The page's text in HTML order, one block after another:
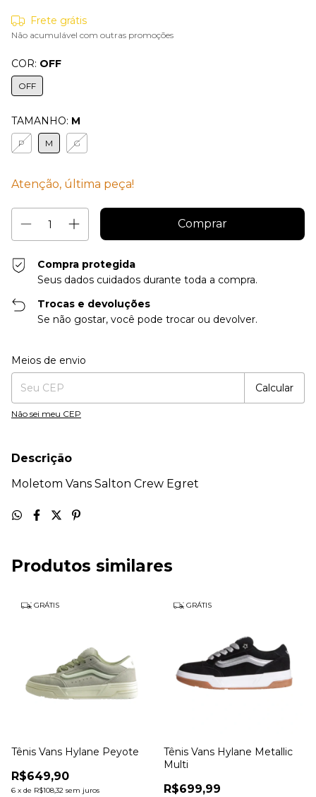
Frete grátis
Não acumulável com outras promoções
COR: OFF
OFF
TAMANHO: M
P M G
Atenção, última peça!
Compra protegida
Seus dados cuidados durante toda a compra.
Trocas e devoluções
Se não gostar, você pode trocar ou devolver.
Entregas para o CEP:
Meios de envio
Calcular
Não sei meu CEP
Descrição
Moletom Vans Salton Crew Egret
Produtos similares
GRÁTIS
Tênis Vans Hylane Peyote
R$649,90
6 x de R$108,32 sem juros
GRÁTIS
Tênis Vans Hylane Metallic
Multi
R$699,99